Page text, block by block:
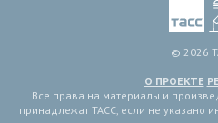
© 2026
О ПРОЕКТЕ
Все права на материалы и
принадлежат ТАСС, если не указано